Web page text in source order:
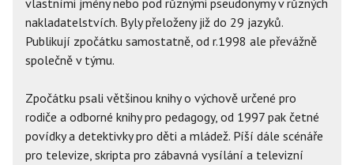
vlastními jmény nebo pod různými pseudonymy v různých
nakladatelstvích. Byly přeloženy již do 29 jazyků.
Publikují zpočátku samostatně, od r.1998 ale převážně
společně v týmu.
Zpočátku psali většinou knihy o výchově určené pro
rodiče a odborné knihy pro pedagogy, od 1997 pak četné
povídky a detektivky pro děti a mládež. Píší dále scénáře
pro televize, skripta pro zábavná vysílání a televizní